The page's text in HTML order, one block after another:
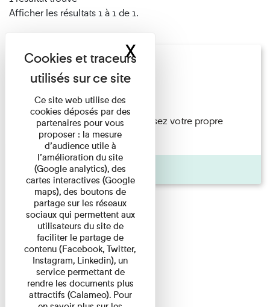
Afficher les résultats 1 à 1 de 1.
Nuit des musées
Concert
le jardin, prenez la pose et réalisez votre propre
portrait de visiteur du ...
Pages
Ce site web utilise des
cookies déposés par des
partenaires pour vous
proposer : la mesure
d’audience utile à
l’amélioration du site
(Google analytics), des
cartes interactives (Google
maps), des boutons de
partage sur les réseaux
sociaux qui permettent aux
utilisateurs du site de
faciliter le partage de
contenu (Facebook, Twitter,
Instagram, Linkedin), un
service permettant de
rendre les documents plus
attractifs (Calameo). Pour
XMasquer le